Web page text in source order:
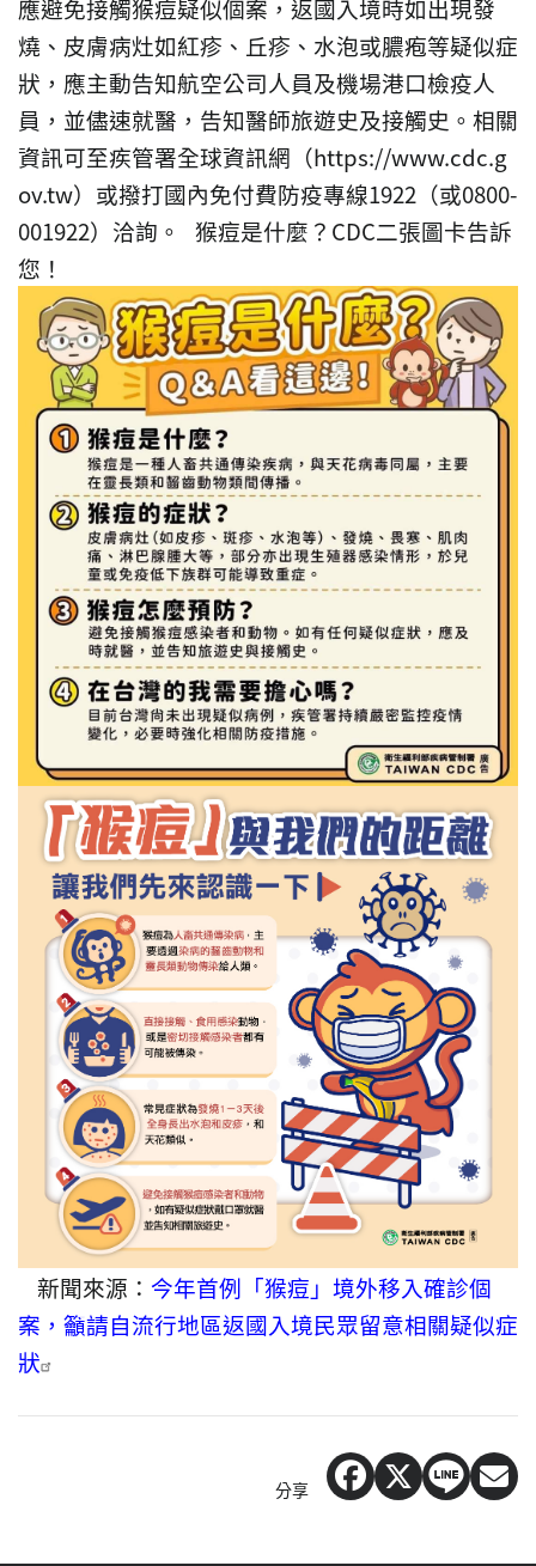
應避免接觸猴痘疑似個案，返國入境時如出現發
燒、皮膚病灶如紅疹、丘疹、水泡或膿疱等疑似症
狀，應主動告知航空公司人員及機場港口檢疫人
員，並儘速就醫，告知醫師旅遊史及接觸史。相關
資訊可至疾管署全球資訊網（https://www.cdc.g
ov.tw）或撥打國內免付費防疫專線1922（或0800-
001922）洽詢。
猴痘是什麼？CDC二張圖卡告訴
您！
新聞來源： 今年首例「猴痘」境外移入確診個
案，籲請自流行地區返國入境民眾留意相關疑似症
狀
分享